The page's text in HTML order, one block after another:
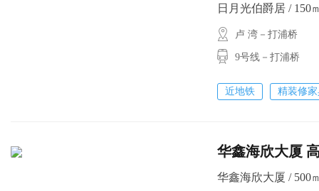
日月光伯爵居 / 150
卢 湾－打浦桥
9号线－打浦桥
近地铁 精装修
华鑫海欣大厦
华鑫海欣大厦 / 500